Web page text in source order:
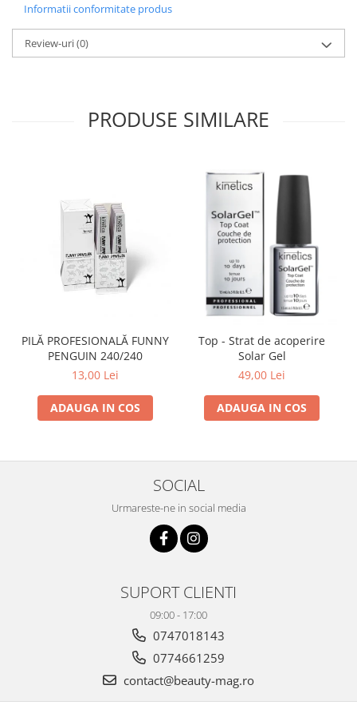
Informatii conformitate produs
Review-uri(0)
PRODUSE SIMILARE
PILĂ PROFESIONALĂ FUNNY
PENGUIN 240/240
13,00 Lei
ADAUGA IN COS
Top - Strat de acoperire
Solar Gel
49,00 Lei
ADAUGA IN COS
SOCIAL
Urmareste-ne in social media
SUPORT CLIENTI
09:00 - 17:00
0747018143
0774661259
contact@beauty-mag.ro